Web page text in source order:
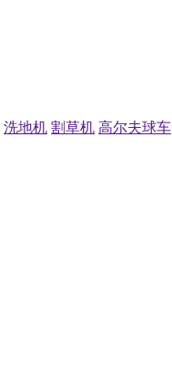
洗地机 割草机 高尔夫球车